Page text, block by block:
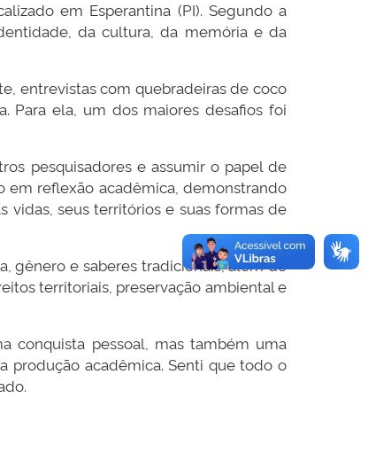
em Esperantina (PI). Segundo a
da cultura, da memória e da
entrevistas com quebradeiras de coco
Para ela, um dos maiores desafios foi
pesquisadores e assumir o papel de
em reflexão acadêmica, demonstrando
vidas, seus territórios e suas formas de
gênero e saberes tradicionais, além de
territoriais, preservação ambiental e
conquista pessoal, mas também uma
produção acadêmica. Senti que todo o